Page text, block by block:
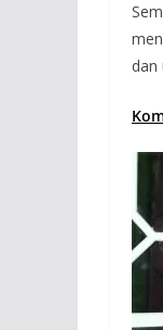
dan
K